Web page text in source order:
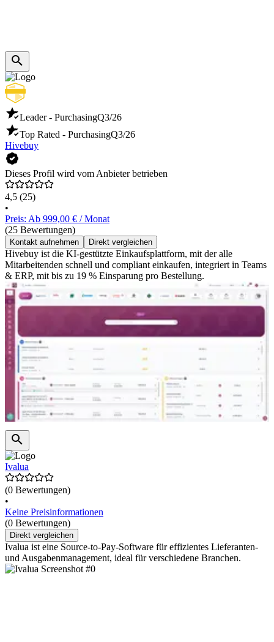
Leader - PurchasingQ3/26
Top Rated - PurchasingQ3/26
Hivebuy
Dieses Profil wird vom Anbieter betrieben
4,5 (25)
•
Preis: Ab 999,00 € / Monat
(25 Bewertungen)
Kontakt aufnehmen Direkt vergleichen
Hivebuy ist die KI-gestützte Einkaufsplattform, mit der alle
Mitarbeitenden schnell und compliant einkaufen, integriert in Teams
& ERP, mit bis zu 19 % Einsparung pro Bestellung.
Ivalua
(0 Bewertungen)
•
Keine Preisinformationen
(0 Bewertungen)
Direkt vergleichen
Ivalua ist eine Source-to-Pay-Software für effizientes Lieferanten-
und Ausgabenmanagement, ideal für verschiedene Branchen.